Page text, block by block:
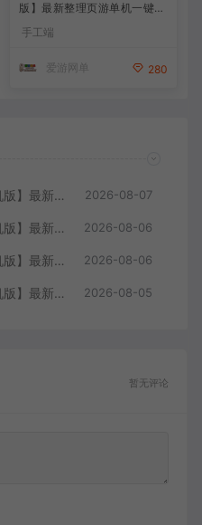
版】最新整理页游单机一键端
Win系单机服务端PC客户端
GM后台 通用视频教学+手工
手工端
爱游网单 280
爱游网单亲测【霹雳江湖单机版】最新整理页游武侠单机一键端Win系单机服务端PC客户端 GM后台 通用视频教学+手工端文本教学 2026-08-07
爱游网单亲测【盛世芳华单机版】最新整理宫斗养成回合抽卡多区跨服代金券内购虚拟机一键端视频教学+linux手工外网端文本教学 2026-08-06
爱游网单亲测【青云战歌单机版】最新整理页游修仙单机一键端Win系单机服务端PC客户端 GM后台 通用视频教学+手工端文本教学 2026-08-06
爱游网单亲测【铁骑三国单机版】最新整理页游单机一键端Win系单机服务端PC客户端 GM后台 通用视频教学+手工端文本教学 2026-08-05
暂无评论